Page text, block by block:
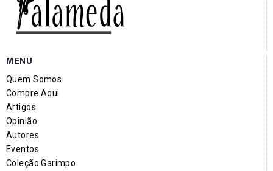
MENU
Quem Somos
Compre Aqui
Artigos
Opinião
Autores
Eventos
Coleção Garimpo